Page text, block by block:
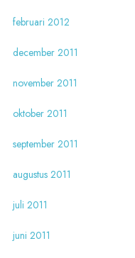
februari 2012
december 2011
november 2011
oktober 2011
september 2011
augustus 2011
juli 2011
juni 2011